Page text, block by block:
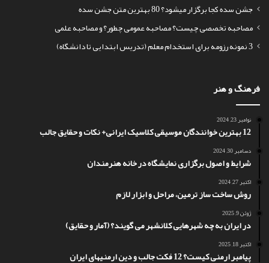
جشن سده کجا برگزار میشود؟ 80 بهترین متن جشن سده
مصاحبه تخصصی چیست؟ مصاحبه عمومی چطور؟ و مصاحبه علمی
3 نمونه رزومه برای استخدام معلم (تدریس ابتدایی تا دانشگاه)
فرهنگ و هنر
نوامبر 23, 2024
12 بهترین خوانندگان موسیقی کلاسیک ایرانی+ نکات و حقایق جالب
دسامبر 30, 2024
شرایط و اصول برگزاری نمایشگاه در خانه هنرمندان
اکتبر 27, 2024
روش ساخت ساز ترمین، مراحل و ابزار لازم
ژوئن 9, 2025
در ایران به چه شهرهایی کلانشهر می گویند؟ (آمار و حقایق)
اکتبر 18, 2025
پیامبر ارمنی کیست؟ 12 فکت جالب و دین ارمنیهای ایران